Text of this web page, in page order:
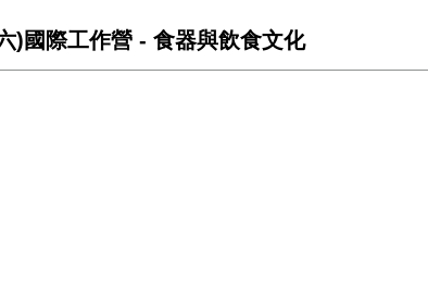
)國際工作營 - 食器與飲食文化